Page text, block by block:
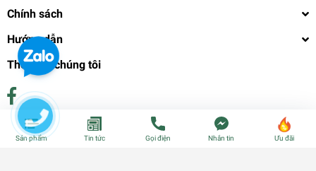
Chính sách
Hướng dẫn
Theo dõi chúng tôi
Phương thức thanh toán
Sản phẩm Tin tức Gọi điện Nhắn tin Ưu đãi